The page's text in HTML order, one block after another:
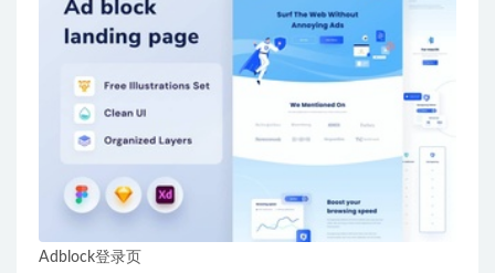
Adblock登录页